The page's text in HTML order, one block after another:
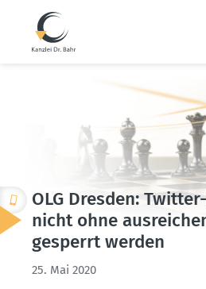
OLG Dresden:
nicht ohne
gesperrt werden
25. Mai 2020